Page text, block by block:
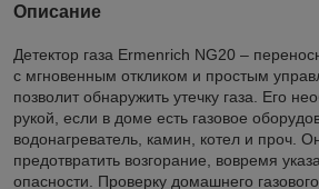
Описание
Детектор газа Ermenrich NG20 –
с мгновенным откликом и простым
позволит обнаружить утечку газа. Его
рукой, если в доме есть газовое
водонагреватель, камин, котел и проч.
предотвратить возгорание, вовремя
опасности. Проверку домашнего